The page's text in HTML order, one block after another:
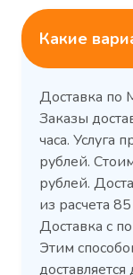
стали
Расход
Какие
Доставка по
Заказы
часа. Услуга
рублей.
рублей.
из расчета
Доставка с
Этим